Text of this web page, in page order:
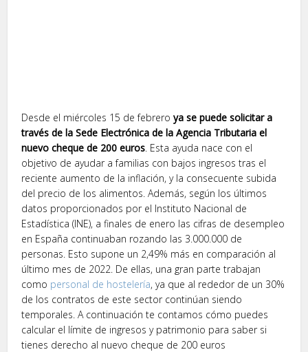
Desde el miércoles 15 de febreroya se puede solicitar a
través de la Sede Electrónica de la Agencia Tributaria el
nuevo cheque de 200 euros. Esta ayuda nace con el
objetivo de ayudar a familias con bajos ingresos tras el
reciente aumento de la inflación, y la consecuente subida
del precio de los alimentos. Además, según los últimos
datos proporcionados por el Instituto Nacional de
Estadística (INE), a finales de enero las cifras de desempleo
en España continuaban rozando las 3.000.000 de
personas. Esto supone un 2,49% más en comparación al
último mes de 2022. De ellas, una gran parte trabajan
como personal de hostelería, ya que al rededor de un 30%
de los contratos de este sector continúan siendo
temporales. A continuación te contamos cómo puedes
calcular el límite de ingresos y patrimonio para saber si
tienes derecho al nuevo cheque de 200 euros